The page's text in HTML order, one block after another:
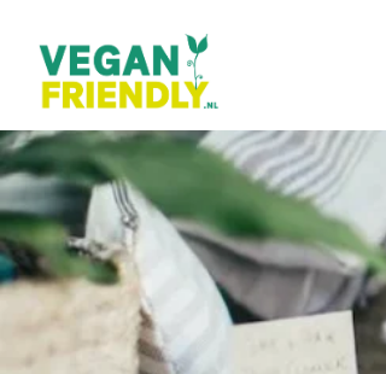
content